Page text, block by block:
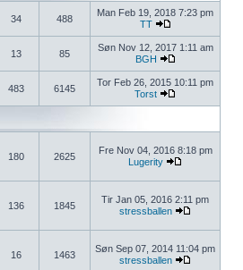
34 488
Man Feb 19, 2018 7:23 pm
TT
13 85
Søn Nov 12, 2017 1:11 am
BGH
483 6145
Tor Feb 26, 2015 10:11 pm
Torst
180 2625
Fre Nov 04, 2016 8:18 pm
Lugerity
136 1845
Tir Jan 05, 2016 2:11 pm
stressballen
16 1463
Søn Sep 07, 2014 11:04 pm
stressballen